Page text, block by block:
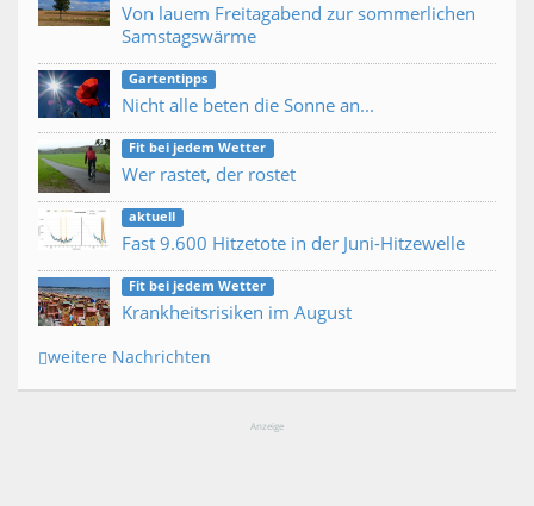
Von lauem Freitagabend zur sommerlichen
Samstagswärme
Gartentipps
Nicht alle beten die Sonne an...
Fit bei jedem Wetter
Wer rastet, der rostet
aktuell
Fast 9.600 Hitzetote in der Juni-Hitzewelle
Fit bei jedem Wetter
Krankheitsrisiken im August
weitere Nachrichten
Anzeige